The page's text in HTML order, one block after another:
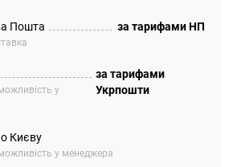
Пошта за тарифами НП
у
за тарифами
Укрпошти
Києву
у менеджера